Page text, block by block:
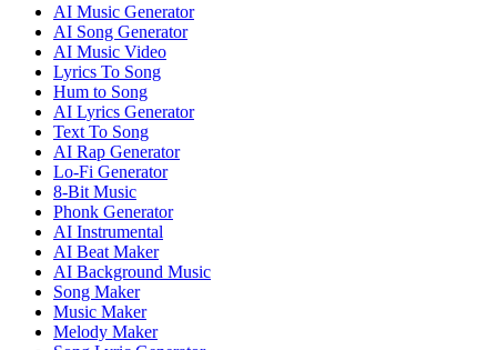
AI Music Generator
AI Song Generator
AI Music Video
Lyrics To Song
Hum to Song
AI Lyrics Generator
Text To Song
AI Rap Generator
Lo-Fi Generator
8-Bit Music
Phonk Generator
AI Instrumental
AI Beat Maker
AI Background Music
Song Maker
Music Maker
Melody Maker